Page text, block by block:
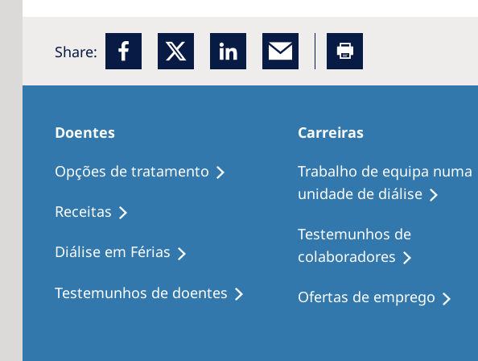
Share:
Doentes
Opções de tratamento
Receitas
Diálise em Férias
Testemunhos de doentes
Carreiras
Trabalho de equipa numa
unidade de diálise
Testemunhos de
colaboradores
Ofertas de emprego